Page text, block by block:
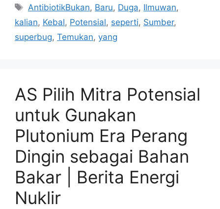
Tag
AntibiotikBukan, Baru, Duga, Ilmuwan,
kalian, Kebal, Potensial, seperti, Sumber,
superbug, Temukan, yang
AS Pilih Mitra Potensial
untuk Gunakan
Plutonium Era Perang
Dingin sebagai Bahan
Bakar | Berita Energi
Nuklir